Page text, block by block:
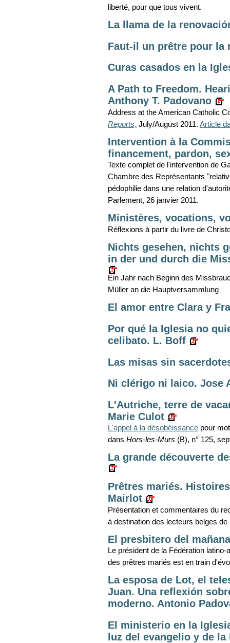
liberté, pour que tous vivent.
La llama de la
Faut-il un prêtre pour la
Curas casados en la
A Path to Freedom.
Anthony T. Padovano
Address at the American Catholic
Reports, July/August 2011. Article
Intervention à la
financement, pardon,
Texte complet de l'intervention de
Chambre des Représentants
pédophilie dans une relation
Parlement, 26 janvier 2011.
Ministères, vocations,
Réflexions à partir du livre de
Nichts gesehen, nichts
in der und durch die
Ein Jahr nach Beginn des
Müller an die Hauptversammlung
El amor entre Clara y
Por qué la Iglesia no
celibato. L. Boff
Las misas sin
Ni clérigo ni laico. Jose
L'Autriche, terre de
Marie Culot
L'appel à la désobéissance pour
dans Hors-les-Murs (B), n° 125,
La grande découverte
Prêtres mariés.
Mairlot
Présentation et commentaires du
à destination des lecteurs belges de
El presbitero del
Le président de la Fédération
des prêtres mariés est en train
La esposa de Lot, el
Juan. Una reflexión
moderno. Antonio
El ministerio en la
luz del evangelio y de